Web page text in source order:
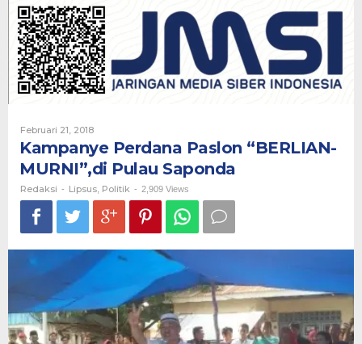
MURNI”,di
Saponda
Februari 21, 2018Oleh
Kampanye Perdana Paslon “BERLIAN-
MURNI”,di Pulau Saponda
Redaksi - Lipsus Politik - 2,909 Views